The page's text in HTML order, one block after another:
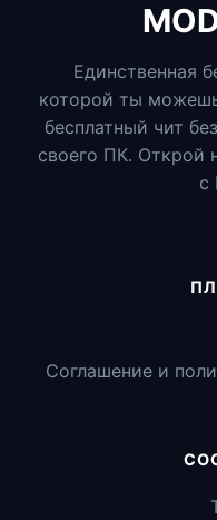
Единственная
которой ты
бесплатный чит
своего ПК. Открой
с
Соглашение и